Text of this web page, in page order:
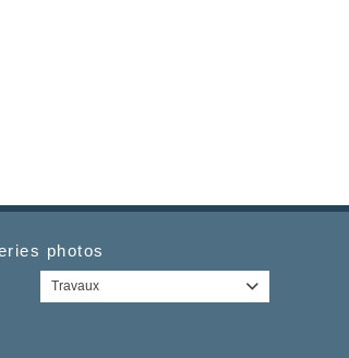
photos
Travaux 